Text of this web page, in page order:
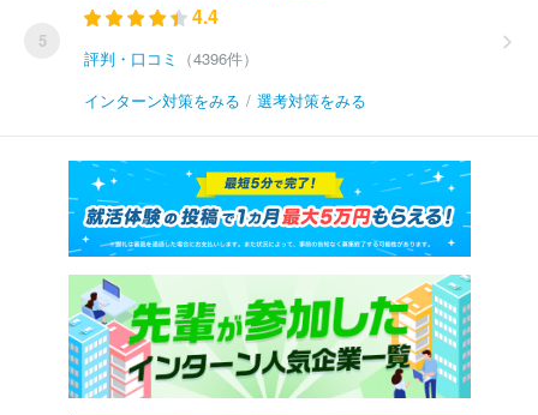
5
4.4
評判・口コミ
（4396件）
インターン対策をみる / 選考対策をみる